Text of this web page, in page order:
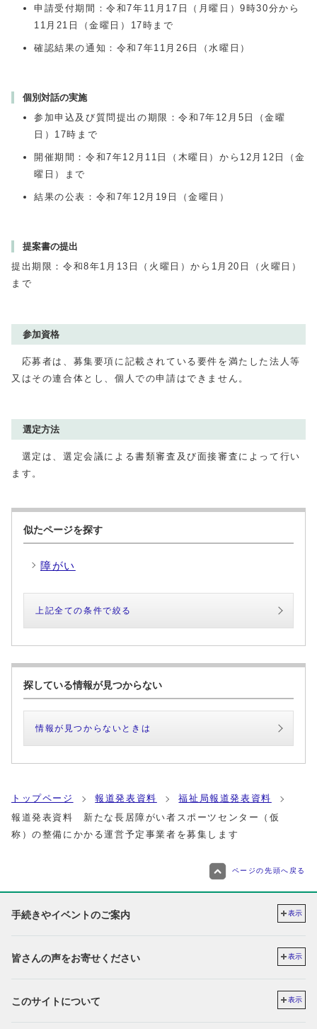
申請受付期間：令和7年11月17日（月曜日）9時30分から
11月21日（金曜日）17時まで
確認結果の通知：令和7年11 月26 日（水曜日）
個別対話の実施
参加申込及び質問提出の期限：令和7年 12 月5日（金曜
日） 17時まで
開催期間：令和7年12月11日（木曜日）から12月12日（金
曜日）まで
結果の公表：令和7年 12 月 19 日（金曜日）
提案書の提出
提出期限：令和8年1月13日（火曜日）から1月20日（火曜日）
まで
参加資格
応募者は、募集要項に記載されている要件を満たした法人等
又はその連合体とし、個人での申請はできません。
選定方法
選定は、選定会議による書類審査及び面接審査によって行い
ます。
似たページを探す
障がい
上記全ての条件で絞る
探している情報が見つからない
情報が見つからないときは
トップページ 報道発表資料
福祉局報道発表資料
報道発表資料 新たな長居障がい者スポーツセンター（仮
称）の整備にかかる運営予定事業者を募集します
ページの先頭へ戻る
手続きやイベントのご案内 表示
皆さんの声をお寄せください 表示
このサイトについて 表示